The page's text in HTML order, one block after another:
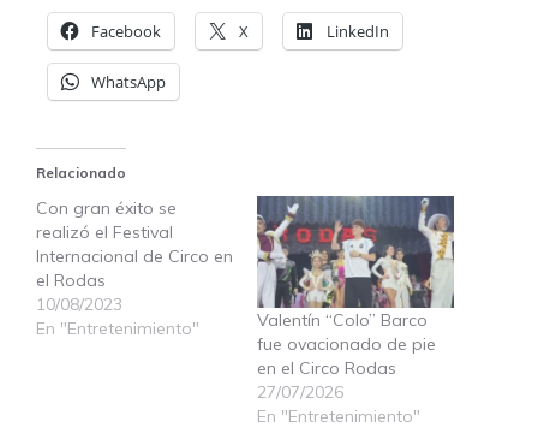
Facebook X LinkedIn
WhatsApp
Relacionado
Con gran éxito se
realizó el Festival
Internacional de Circo en
el Rodas
10/08/2023
En "Entretenimiento"
Valentín “Colo” Barco
fue ovacionado de pie
en el Circo Rodas
27/07/2026
En "Entretenimiento"